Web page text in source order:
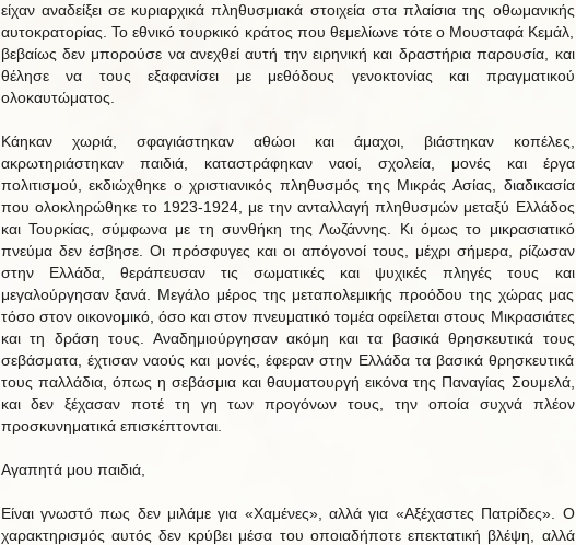
είχαν αναδείξει σε κυριαρχικά πληθυσμιακά στοιχεία στα πλαίσια της οθωμανικής
αυτοκρατορίας. Το εθνικό τουρκικό κράτος που θεμελίωνε τότε ο Μουσταφά Κεμάλ,
βεβαίως δεν μπορούσε να ανεχθεί αυτή την ειρηνική και δραστήρια παρουσία, και
θέλησε να τους εξαφανίσει με μεθόδους γενοκτονίας και πραγματικού
ολοκαυτώματος.
Κάηκαν χωριά, σφαγιάστηκαν αθώοι και άμαχοι, βιάστηκαν κοπέλες,
ακρωτηριάστηκαν παιδιά, καταστράφηκαν ναοί, σχολεία, μονές και έργα
πολιτισμού, εκδιώχθηκε ο χριστιανικός πληθυσμός της Μικράς Ασίας, διαδικασία
που ολοκληρώθηκε το 1923-1924, με την ανταλλαγή πληθυσμών μεταξύ Ελλάδος
και Τουρκίας, σύμφωνα με τη συνθήκη της Λωζάννης. Κι όμως το μικρασιατικό
πνεύμα δεν έσβησε. Οι πρόσφυγες και οι απόγονοί τους, μέχρι σήμερα, ρίζωσαν
στην Ελλάδα, θεράπευσαν τις σωματικές και ψυχικές πληγές τους και
μεγαλούργησαν ξανά. Μεγάλο μέρος της μεταπολεμικής προόδου της χώρας μας
τόσο στον οικονομικό, όσο και στον πνευματικό τομέα οφείλεται στους Μικρασιάτες
και τη δράση τους. Αναδημιούργησαν ακόμη και τα βασικά θρησκευτικά τους
σεβάσματα, έχτισαν ναούς και μονές, έφεραν στην Ελλάδα τα βασικά θρησκευτικά
τους παλλάδια, όπως η σεβάσμια και θαυματουργή εικόνα της Παναγίας Σουμελά,
και δεν ξέχασαν ποτέ τη γη των προγόνων τους, την οποία συχνά πλέον
προσκυνηματικά επισκέπτονται.
Αγαπητά μου παιδιά,
Είναι γνωστό πως δεν μιλάμε για «Χαμένες», αλλά για «Αξέχαστες Πατρίδες». Ο
χαρακτηρισμός αυτός δεν κρύβει μέσα του οποιαδήποτε επεκτατική βλέψη, αλλά